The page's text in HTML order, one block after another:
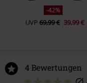
-42%
UVP 69,99 € 39,99 €
4 Bewertungen